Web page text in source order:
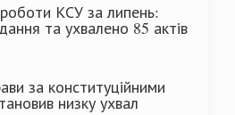
КСУ за липень:
та ухвалено 85 актів
за конституційними
низку ухвал